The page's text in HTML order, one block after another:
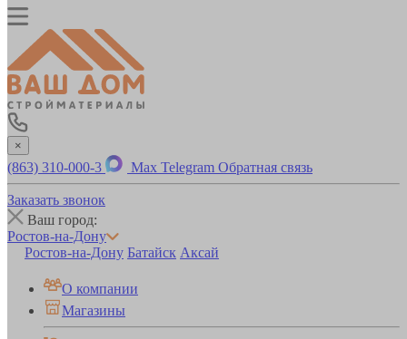
×
(863) 310-000-3 Max Telegram Обратная связь
Заказать звонок
Ваш город:
Ростов-на-Дону
Ростов-на-Дону Батайск Аксай
О компании
Магазины